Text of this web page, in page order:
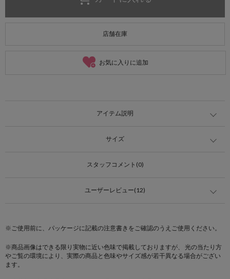
店舗在庫
お気に入りに追加
アイテム説明
サイズ
スタッフコメント(0)
ユーザーレビュー(12)
※ご使用前に、パッケージに記載の注意書きをご確認のうえご使用ください。
※商品画像はできる限り実物に近い色味で掲載しておりますが、 光の当たり方
やご覧の環境により、実際の商品と色味やサイズ感が若干異なる場合がござい
ます。